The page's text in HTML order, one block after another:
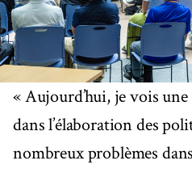
« Aujourd’hui, je vois
dans l’élaboration des
nombreux problèmes